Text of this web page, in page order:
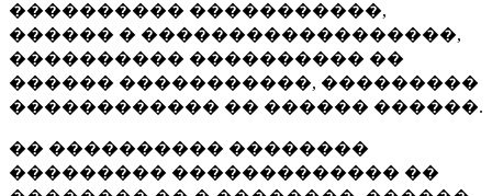
���������� �����������,
������ � ������������������,
���������� ���������� ��
������ �����������, ���������
������������ �� ������ ������.
�� ���������� ��������
��������� ������������� ��